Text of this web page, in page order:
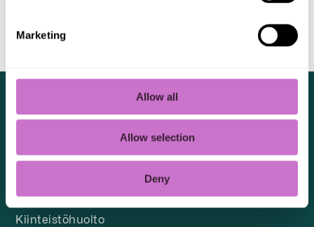
Marketing
Allow all
Allow selection
Deny
PALVELUT
Kiinteistötekniikka
Kiinteistöhuolto
YRITYSASIAKKAAT
Luotea Online
Laskutus